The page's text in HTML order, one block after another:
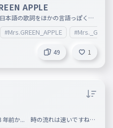
APPLE
本語の歌詞をほかの言語っぽく歌
んけど)な楽曲 ARENA TOUR 2023
でも披露されたこの Viking ですが
この曲はNOAH no HAKOBUNEのた
」と思うぐらい ライブのストーリ
ましたね。 アルバム Attitu
Japanese Rock 、 J-POP
#Mrs.GREEN_APPLE
49 1
年前か... 時の流れは速いですねぇ